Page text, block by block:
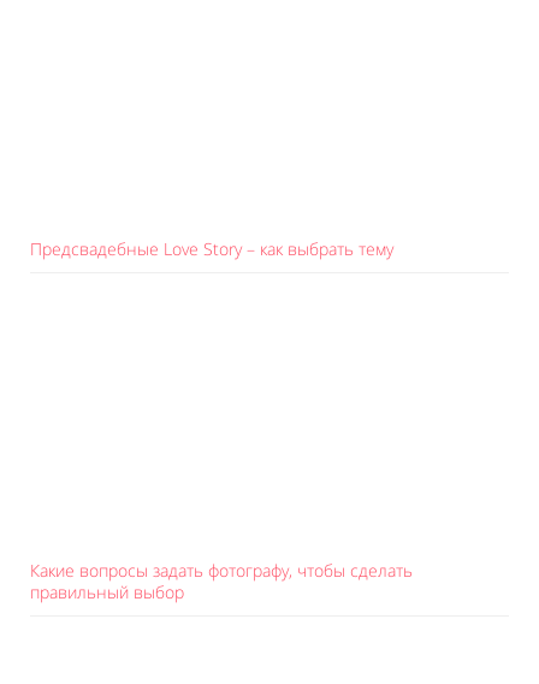
Предсвадебные Love Story – как выбрать тему
Какие вопросы задать фотографу, чтобы сделать
правильный выбор